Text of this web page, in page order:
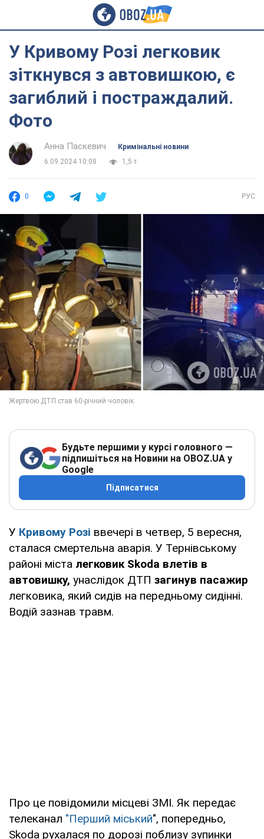
У Кривому Розі легковик
зіткнувся з автовишкою, є
загиблий і постраждалий.
Фото
Анна Паскевич
Кримінальні новини
6.09.2024 10:08
1,5 т.
0 РУС
Будьте першими у курсі головного —
підпишіться на Новини на OBOZ.UA у
Google
Підписатися
У Кривому Розі ввечері в четвер, 5 вересня,
сталася смертельна аварія. У Тернівському
районі міста легковик Skoda влетів в
автовишку, унаслідок ДТП загинув пасажир
легковика, який сидів на передньому сидінні.
Водій зазнав травм.
Про це повідомили місцеві ЗМІ. Як передає
телеканал "Перший міський", попередньо,
Skoda рухалася по дорозі поблизу зупинки